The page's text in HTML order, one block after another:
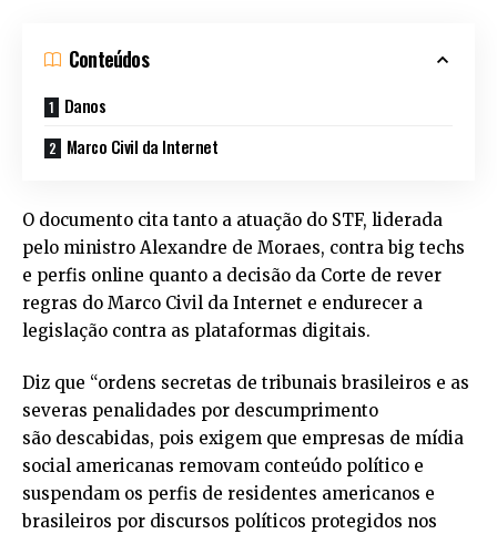
Conteúdos
Danos
Marco Civil da Internet
O documento cita tanto a atuação do STF, liderada
pelo ministro Alexandre de Moraes, contra big techs
e perfis online quanto a decisão da Corte de rever
regras do Marco Civil da Internet e endurecer a
legislação contra as plataformas digitais.
Diz que “ordens secretas de tribunais brasileiros e as
severas penalidades por descumprimento
são descabidas, pois exigem que empresas de mídia
social americanas removam conteúdo político e
suspendam os perfis de residentes americanos e
brasileiros por discursos políticos protegidos nos